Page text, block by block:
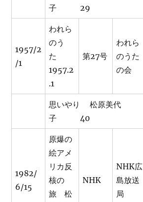
子 29
1957/2
/1
われら
のう
た
1957.2
.1
第27号
われら
のうた
の会
思いやり 松原美代
子 40
1982/
6/15
原爆の
絵アメ
リカ反
核の
旅 松
NHK
NHK広
島放送
局